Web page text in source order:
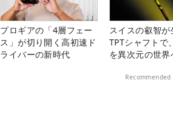
プロギアの「4層フェー
ス」が切り開く高初速ド
ライバーの新時代
スイスの叡智
TPTシャフトで
を異次元の世界
Recommended